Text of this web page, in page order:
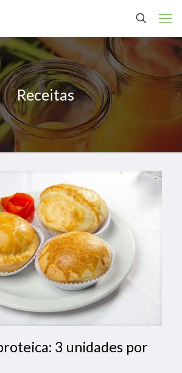
Receitas
3 unidades por